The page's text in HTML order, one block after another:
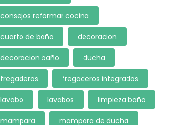
consejos reformar cocina
cuarto de baño decoracion
decoracion baño ducha
fregaderos fregaderos integrados
lavabo lavabos limpieza baño
mampara mampara de ducha